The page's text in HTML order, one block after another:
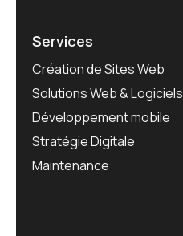
Services
Création de Sites Web
Solutions Web & Logiciels
Développement mobile
Stratégie Digitale
Maintenance